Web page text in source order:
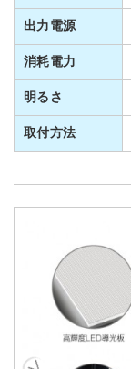
出力電源
消耗電力
明るさ
取付方法